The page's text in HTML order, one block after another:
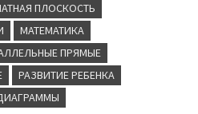
ПЛОСКОСТЬ
МАТЕМАТИКА
ПРЯМЫЕ
РАЗВИТИЕ РЕБЕНКА